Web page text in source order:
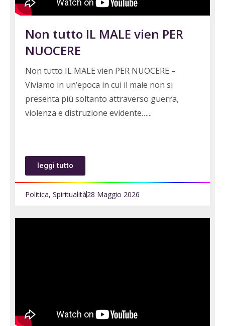
Non tutto IL MALE vien PER
NUOCERE
Non tutto IL MALE vien PER NUOCERE –
Viviamo in un’epoca in cui il male non si
presenta più soltanto attraverso guerra,
violenza e distruzione evidente…
leggi tutto
Politica, Spiritualità28 Maggio 2026